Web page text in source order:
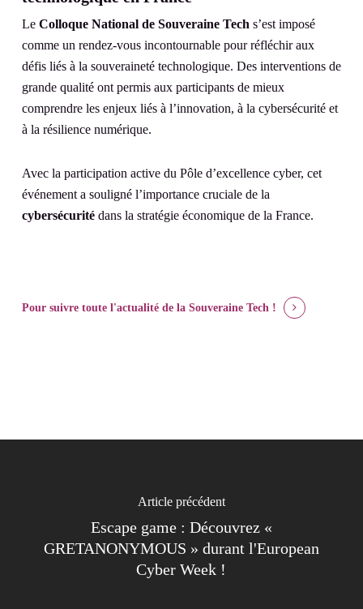
Le Colloque National de Souveraine Tech s’est imposé
comme un rendez-vous incontournable pour réfléchir aux
défis liés à la souveraineté technologique. Des interventions de
grande qualité ont permis aux participants de mieux
comprendre les enjeux liés à l’innovation, à la cybersécurité et
à la résilience numérique.
Avec la participation active du Pôle d’excellence cyber, cet
événement a souligné l’importance cruciale de la
cybersécuritédans la stratégie économique de la France.
Pour suivre toute l'actualité de la Souveraine Tech !
Article précédent
Escape game : Découvrez «
GRETANONYMOUS » durant l'European
Cyber Week !